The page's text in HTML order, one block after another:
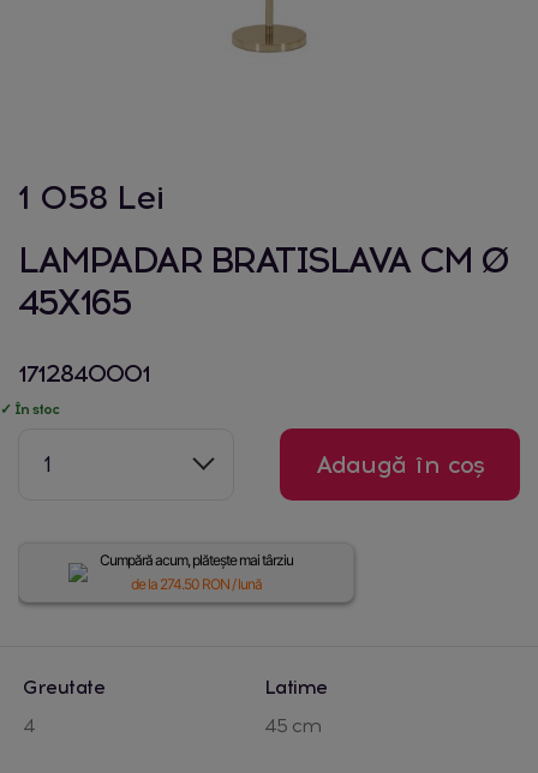
1 058 Lei
LAMPADAR BRATISLAVA CM Ø
45X165
1712840001
✓ În stoc
1 Adaugă în coș
Cumpără acum, plătește mai târziu
de la 274.50RON / lună
Greutate
4
Latime
45 cm